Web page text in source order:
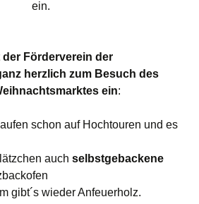
ein.
Förderverein der
herzlich zum Besuch des
ein:
schon auf Hochtouren und es
auch selbstgebackene
gibt´s wieder Anfeuerholz.